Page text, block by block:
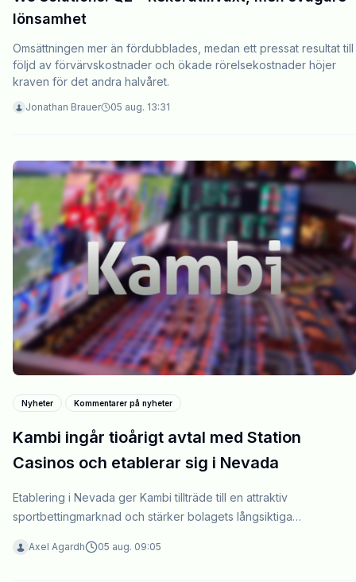
lönsamhet
Omsättningen mer än fördubblades, medan ett pressat resultat till
följd av förvärvskostnader och ökade rörelsekostnader höjer
kraven för det andra halvåret.
Jonathan Brauer 05 aug. 13:31
Nyheter Kommentarer på nyheter
Kambi ingår tioårigt avtal med Station
Casinos och etablerar sig i Nevada
Etablering i Nevada ger Kambi tillträde till en attraktiv
sportbettingmarknad och stärker bolagets långsiktiga
Axel Agardh 05 aug. 09:05